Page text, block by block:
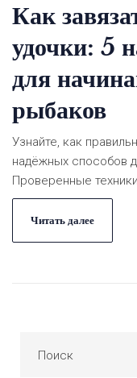
Как
удочки: 5
для
рыбаков
Узнайте, как
надёжных способов
Проверенные
Читать далее